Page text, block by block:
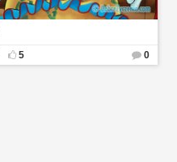
5 0